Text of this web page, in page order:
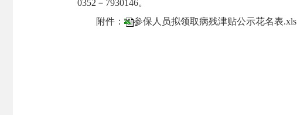
0352－7930146。
附件：
参保人员拟领取病残津贴公示花名表.xls